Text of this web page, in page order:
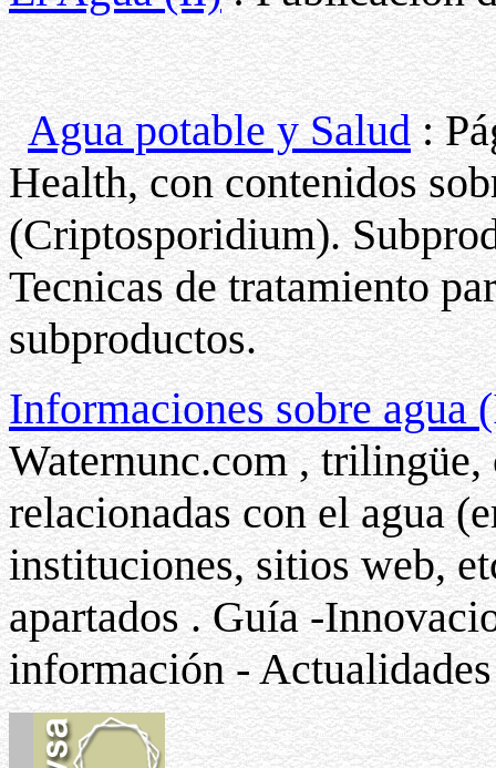
Agua potable y Salud:
Health, con contenidos
(Criptosporidium).
Tecnicas de tratamiento
subproductos.
Informaciones sobre agua
Waternunc.com ,
relacionadas con el agua
instituciones, sitios web,
apartados . Guía -
información -